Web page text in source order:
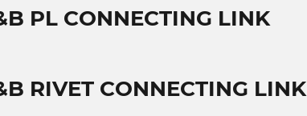
PL CONNECTING LINK
RIVET CONNECTING LINK